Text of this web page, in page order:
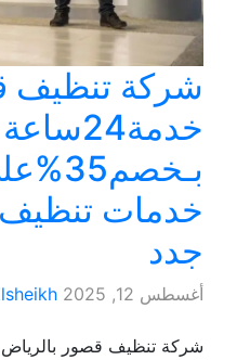
شركة تنظيف
خدمة24ساعة
خدمات تنظيف
جدد
أغسطس 12, 2025
شركة تنظيف قصور بالرياض